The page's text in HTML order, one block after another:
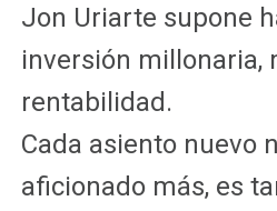
Jon Uriarte supone
inversión millonaria,
rentabilidad.
Cada asiento nuevo
aficionado más, es